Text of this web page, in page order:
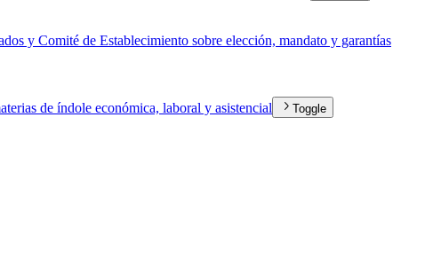
y Comité de Establecimiento sobre elección, mandato y garantías
de índole económica, laboral y asistencial
Toggle